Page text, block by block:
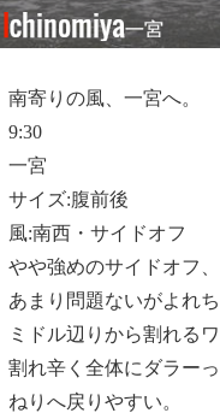
Video Logs
Ichinomiya一宮
南寄りの風、一宮へ。
9:30
一宮
サイズ:腹前後
風:南西・サイドオフ
やや強めのサイドオフ
あまり問題ないがよれ
ミドル辺りから割れる
割れ辛く全体にダラー
ねりへ戻りやすい。